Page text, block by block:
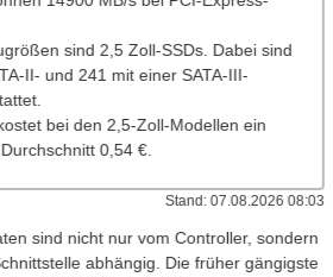
sind 2,5 Zoll-SSDs. Dabei sind
II- und 241 mit einer SATA-III-
bei den 2,5-Zoll-Modellen ein
0,54 €.
Stand: 07.08.2026 08:03
sind nicht nur vom Controller, sondern
abhängig. Die früher gängigste